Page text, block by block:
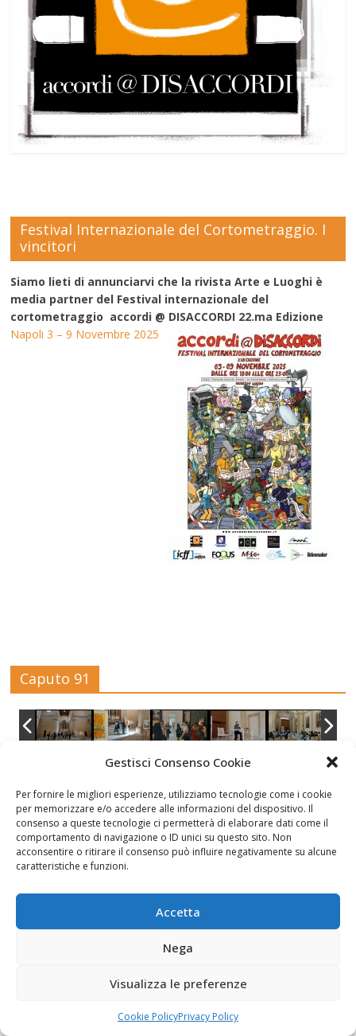
Gestisci Consenso Cookie
Per fornire le migliori esperienze, utilizziamo tecnologie come i cookie
per memorizzare e/o accedere alle informazioni del dispositivo. Il
consenso a queste tecnologie ci permetterà di elaborare dati come il
comportamento di navigazione o ID unici su questo sito. Non
acconsentire o ritirare il consenso può influire negativamente su alcune
caratteristiche e funzioni.
Accetta
Nega
Visualizza le preferenze
Cookie PolicyPrivacy Policy
Festival Internazionale del Cortometraggio. I
vincitori
Siamo lieti di annunciarvi che la rivista Arte e Luoghi è
media partner del Festival internazionale del
cortometraggio accordi @ DISACCORDI 22.ma Edizione
Napoli 3 – 9 Novembre 2025
Caputo 91